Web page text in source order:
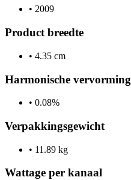
• 2009
Product breedte
• 4.35 cm
Harmonische vervorming
• 0.08%
Verpakkingsgewicht
• 11.89 kg
Wattage per kanaal